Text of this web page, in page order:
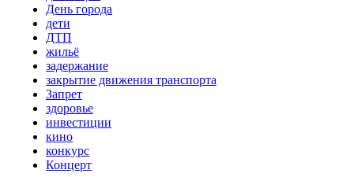
День города
дети
ДТП
жильё
задержание
закрытие движения транспорта
Запрет
здоровье
инвестиции
кино
конкурс
Концерт